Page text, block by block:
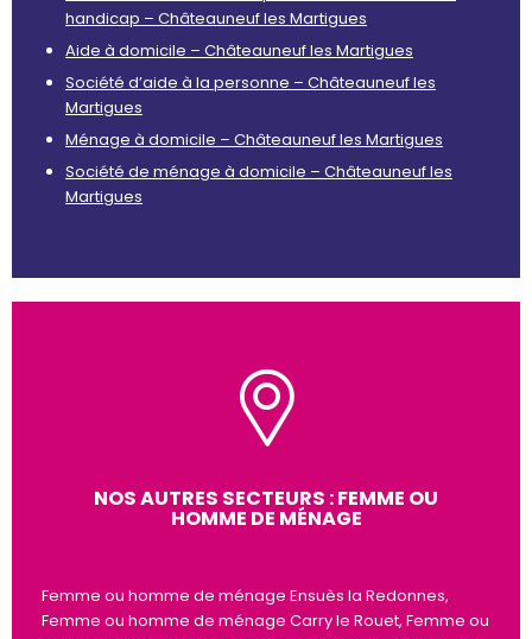
handicap – Châteauneuf les Martigues
Aide à domicile – Châteauneuf les Martigues
Société d’aide à la personne – Châteauneuf les
Martigues
Ménage à domicile – Châteauneuf les Martigues
Société de ménage à domicile – Châteauneuf les
Martigues
NOS AUTRES SECTEURS : FEMME OU
HOMME DE MÉNAGE
Femme ou homme de ménage Ensuès la Redonnes,
Femme ou homme de ménage Carry le Rouet, Femme ou